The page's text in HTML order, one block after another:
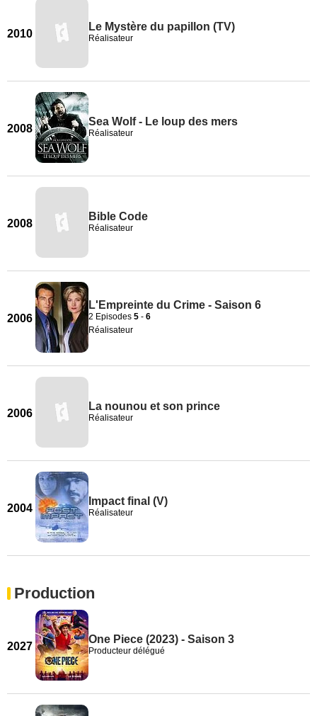
2010
Le Mystère du papillon (TV)
Réalisateur
2008
Sea Wolf - Le loup des mers
Réalisateur
2008
Bible Code
Réalisateur
2006
L'Empreinte du Crime - Saison 6
2 Episodes 5 - 6
Réalisateur
2006
La nounou et son prince
Réalisateur
2004
Impact final (V)
Réalisateur
Production
2027
One Piece (2023) - Saison 3
Producteur délégué